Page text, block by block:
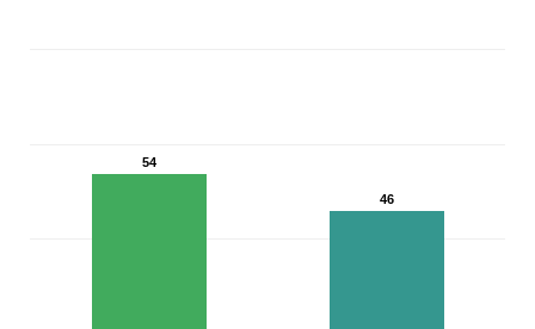
54
46